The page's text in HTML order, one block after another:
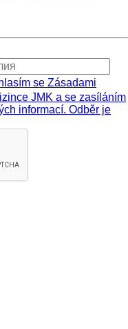
se Zásadami
JMK a se zasíláním
informací. Odběr je